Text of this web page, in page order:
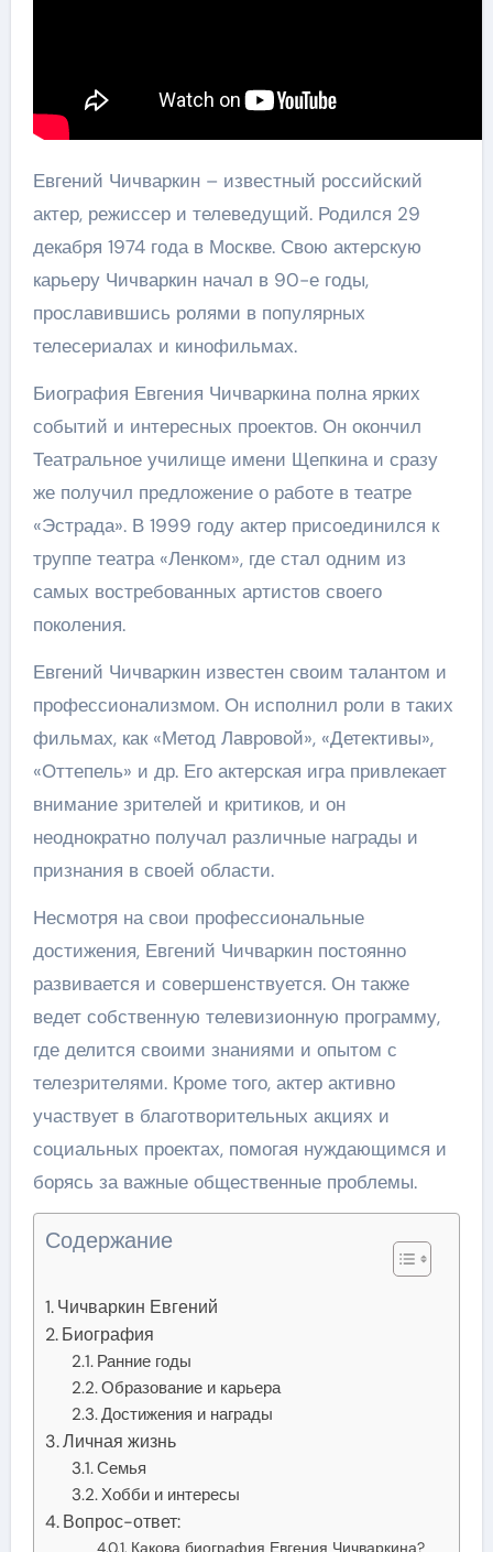
Евгений Чичваркин – известный российский
актер, режиссер и телеведущий. Родился 29
декабря 1974 года в Москве. Свою актерскую
карьеру Чичваркин начал в 90-е годы,
прославившись ролями в популярных
телесериалах и кинофильмах.
Биография Евгения Чичваркина полна ярких
событий и интересных проектов. Он окончил
Театральное училище имени Щепкина и сразу
же получил предложение о работе в театре
«Эстрада». В 1999 году актер присоединился к
труппе театра «Ленком», где стал одним из
самых востребованных артистов своего
поколения.
Евгений Чичваркин известен своим талантом и
профессионализмом. Он исполнил роли в таких
фильмах, как «Метод Лавровой», «Детективы»,
«Оттепель» и др. Его актерская игра привлекает
внимание зрителей и критиков, и он
неоднократно получал различные награды и
признания в своей области.
Несмотря на свои профессиональные
достижения, Евгений Чичваркин постоянно
развивается и совершенствуется. Он также
ведет собственную телевизионную программу,
где делится своими знаниями и опытом с
телезрителями. Кроме того, актер активно
участвует в благотворительных акциях и
социальных проектах, помогая нуждающимся и
борясь за важные общественные проблемы.
Содержание
Чичваркин Евгений
Биография
Ранние годы
Образование и карьера
Достижения и награды
Личная жизнь
Семья
Хобби и интересы
Вопрос-ответ:
Какова биография Евгения Чичваркина?